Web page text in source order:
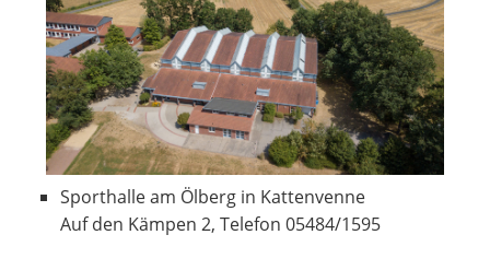
Sporthalle am Ölberg in Kattenvenne
Auf den Kämpen 2, Telefon 05484/1595